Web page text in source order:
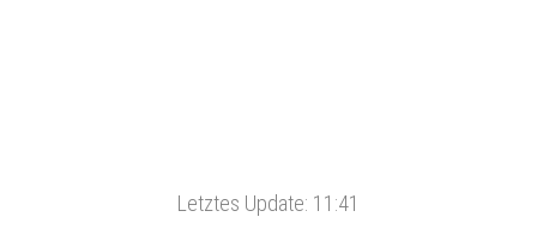
Letztes Update: 11:41